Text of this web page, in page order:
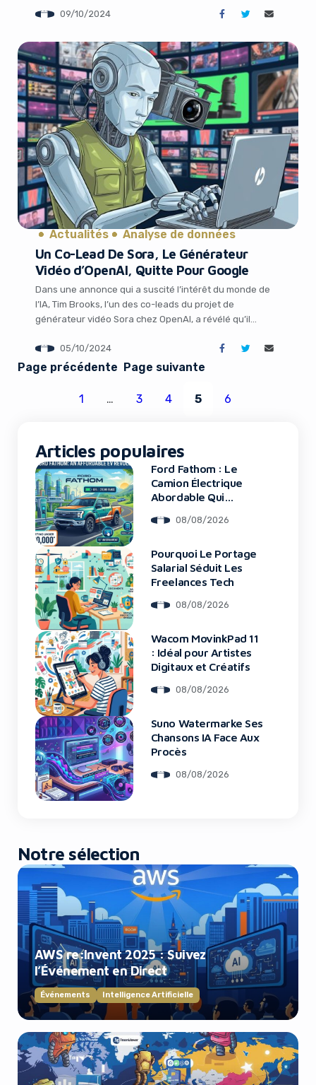
Studio qui pourrait bien changer la donne. Découvrez
partir de simples images, le tout à moindre coût. […]
09/10/2024
Actualités Analyse de données
Un Co-Lead De Sora, Le Générateur
Vidéo d’OpenAI, Quitte Pour Google
Dans une annonce qui a suscité l’intérêt du monde de
l’IA, Tim Brooks, l’un des co-leads du projet de
générateur vidéo Sora chez OpenAI, a révélé qu’il
Brooks, qui dirigeait le développement de Sora aux
côtés de William Peebles, a déclaré sur X (anciennement
05/10/2024
Page précédente
1 … 3 4 5 6
Page suivante
Articles populaires
Ford Fathom : Le
Camion Électrique
Abordable Qui
Marché08/08/2026
Pourquoi Le Portage
Salarial Séduit Les
Freelances Tech
08/08/2026
Wacom MovinkPad 11
: Idéal pour Artistes
Digitaux et Créatifs
08/08/2026
Suno Watermarke Ses
Chansons IA Face Aux
Procès
08/08/2026
Notre sélection
AWS re:Invent 2025 : Suivez
l’Événement en Direct
Événements Intelligence Artificielle